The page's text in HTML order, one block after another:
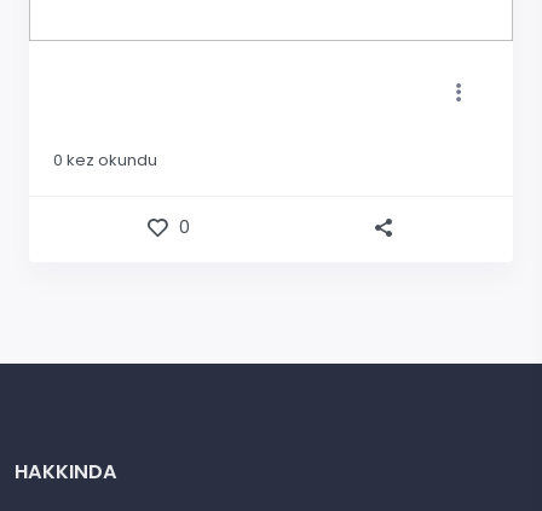
0 kez okundu
0
HAKKINDA